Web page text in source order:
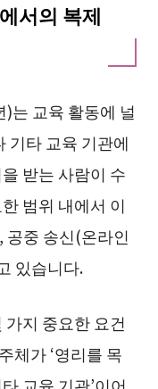
서의 복제
는 교육 활동에 널
기타 교육 기관에
받는 사람이 수
범위 내에서 이
공중 송신(온라인
있습니다.
지 중요한 요건
체가 ‘영리를 목